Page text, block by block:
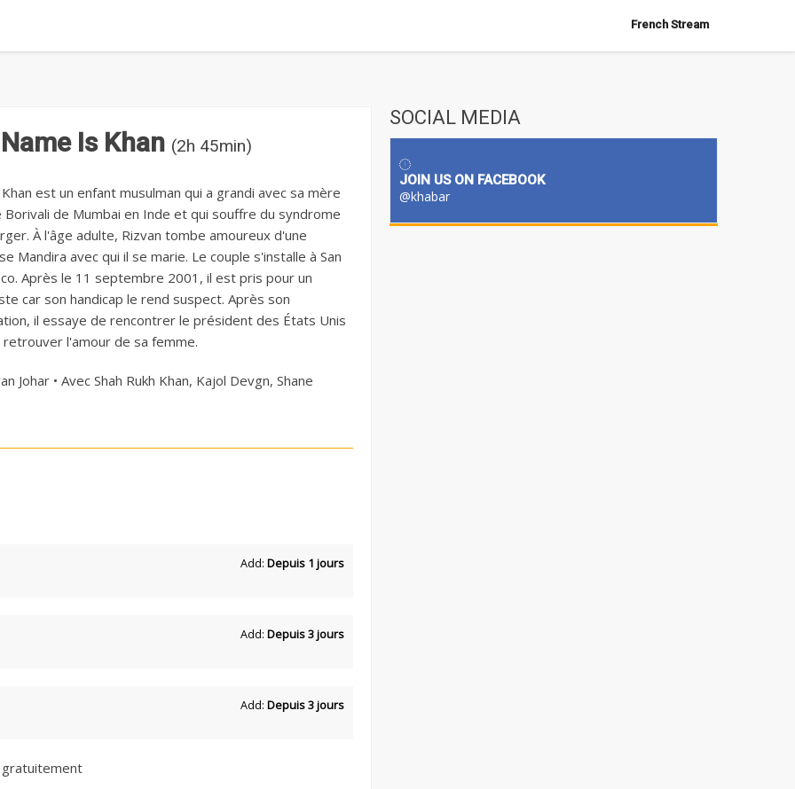
French Stream
Is Khan (2h 45min)
est un enfant musulman qui a grandi avec sa mère
Borivali de Mumbai en Inde et qui souffre du syndrome
À l'âge adulte, Rizvan tombe amoureux d'une
Mandira avec qui il se marie. Le couple s'installe à San
Après le 11 septembre 2001, il est pris pour un
car son handicap le rend suspect. Après son
il essaye de rencontrer le président des États Unis
l'amour de sa femme.
Johar • Avec Shah Rukh Khan, Kajol Devgn, Shane
Add: Depuis 1 jours
Add: Depuis 3 jours
Add: Depuis 3 jours
gratuitement
SOCIAL MEDIA
JOIN US ON FACEBOOK
@khabar